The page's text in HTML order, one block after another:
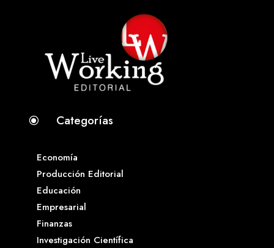
\ Categorías
Economía
Producción Editorial
Educación
Empresarial
Finanzas
Investigación Científica